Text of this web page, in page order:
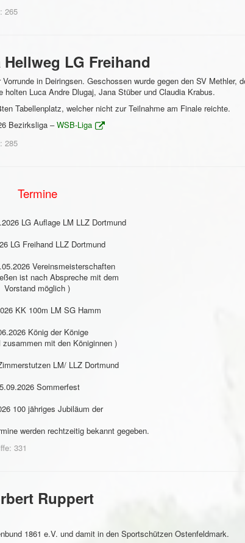
265
LG Freihand
in Deiringsen. Geschossen wurde gegen den SV Methler,
Luca Andre Dlugaj, Jana Stüber und Claudia Krabus.
Tabellenplatz, welcher nicht zur Teilnahme am Finale reichte.
Bezirksliga –WSB-Liga
285
Termine
LG Auflage LM LLZ Dortmund
LG Freihand LLZ Dortmund
Vereinsmeisterschaften
ist nach Abspreche mit dem
Vorstand möglich )
KK 100m LM SG Hamm
König der Könige
zusammen mit den Königinnen )
LM/ LLZ Dortmund
Sommerfest
100 jähriges Jubiläum der
werden rechtzeitig bekannt gegeben.
331
Ruppert
1861 e.V. und damit in den Sportschützen Ostenfeldmark.